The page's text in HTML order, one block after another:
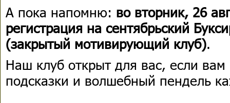
А пока напомню: во вторник, 26
регистрация на сентябрьский
(закрытый мотивирующий клуб).
Наш клуб открыт для вас, если
подсказки и волшебный пендель